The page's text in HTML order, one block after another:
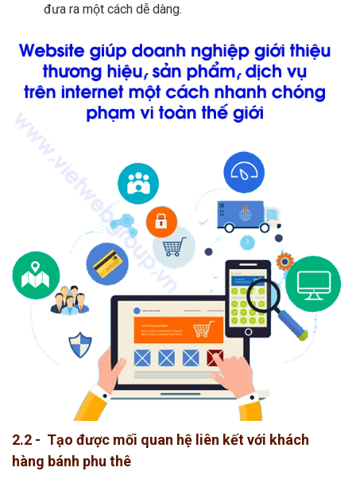
đưa ra một cách dễ dàng.
2.2 - Tạo được mối quan hệ liên kết với khách
hàng bánh phu thê